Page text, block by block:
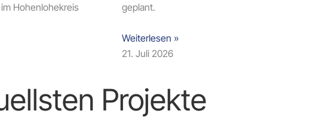
Hohenlohekreis
geplant.
Weiterlesen »
21. Juli 2026
Projekte